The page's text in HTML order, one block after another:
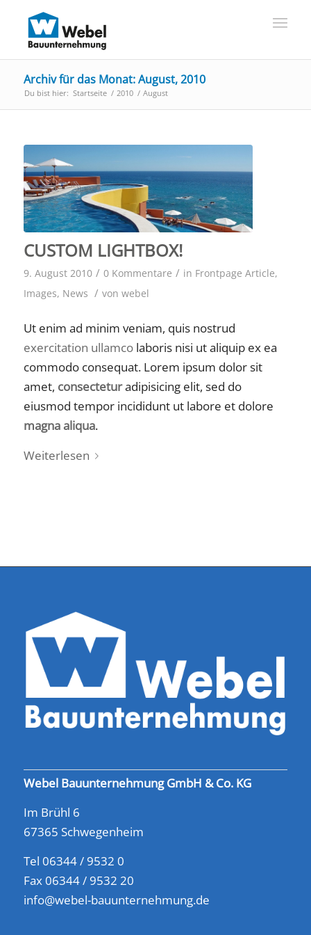
Archiv für das Monat: August, 2010
Du bist hier: Startseite / 2010 / August
CUSTOM LIGHTBOX!
9. August 2010 / 0 Kommentare / in Frontpage Article,
Images, News / von webel
Ut enim ad minim veniam, quis nostrud
exercitation ullamcolaboris nisi ut aliquip ex ea
commodo consequat. Lorem ipsum dolor sit
amet, consecteturadipisicing elit, sed do
eiusmod tempor incididunt ut labore et dolore
magna aliqua.
Weiterlesen
Webel Bauunternehmung GmbH & Co. KG
Im Brühl 6
67365 Schwegenheim
Tel 06344 / 9532 0
Fax 06344 / 9532 20
info@webel-bauunternehmung.de